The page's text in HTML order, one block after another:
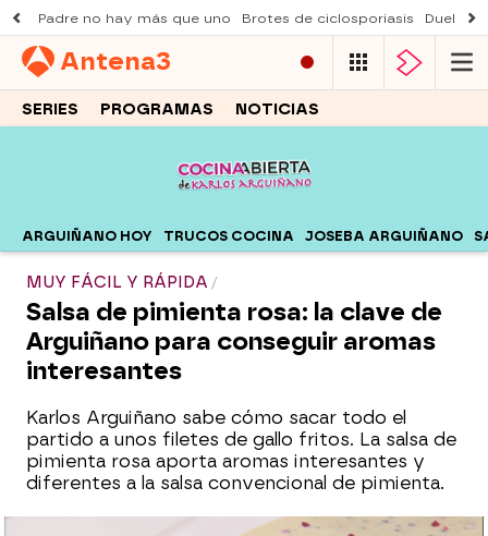
Padre no hay más que uno Brotes de ciclosporiasis Duelo
Antena3
SERIES PROGRAMAS NOTICIAS
ARGUIÑANO HOY TRUCOS COCINA JOSEBA ARGUIÑANO
MUY FÁCIL Y RÁPIDA
Salsa de pimienta rosa: la clave de
Arguiñano para conseguir aromas
interesantes
Karlos Arguiñano sabe cómo sacar todo el
partido a unos filetes de gallo fritos. La salsa de
pimienta rosa aporta aromas interesantes y
diferentes a la salsa convencional de pimienta.